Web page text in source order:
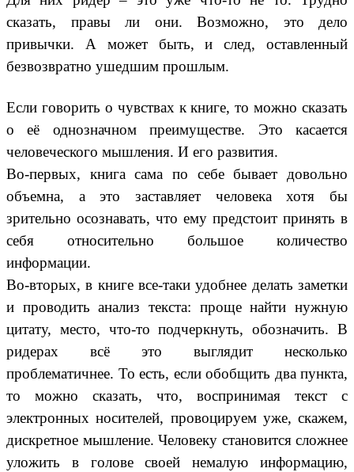
сказать, правы ли они. Возможно, это дело
привычки. А может быть, и след, оставленный
безвозвратно ушедшим прошлым.
Если говорить о чувствах к книге, то можно сказать
о её однозначном преимуществе. Это касается
человеческого мышления. И его развития.
Во-первых, книга сама по себе бывает довольно
объемна, а это заставляет человека хотя бы
зрительно осознавать, что ему предстоит принять в
себя относительно большое количество
информации.
Во-вторых, в книге все-таки удобнее делать заметки
и проводить анализ текста: проще найти нужную
цитату, место, что-то подчеркнуть, обозначить. В
ридерах всё это выглядит несколько
проблематичнее. То есть, если обобщить два пункта,
то можно сказать, что, воспринимая текст с
электронных носителей, провоцируем уже, скажем,
дискретное мышление. Человеку становится сложнее
уложить в голове своей немалую информацию,